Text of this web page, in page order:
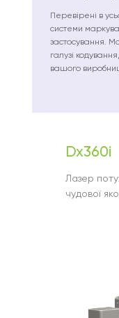
Перевірені в
системи
застосування.
галузі
вашого
Dx360i
Лазер
чудової